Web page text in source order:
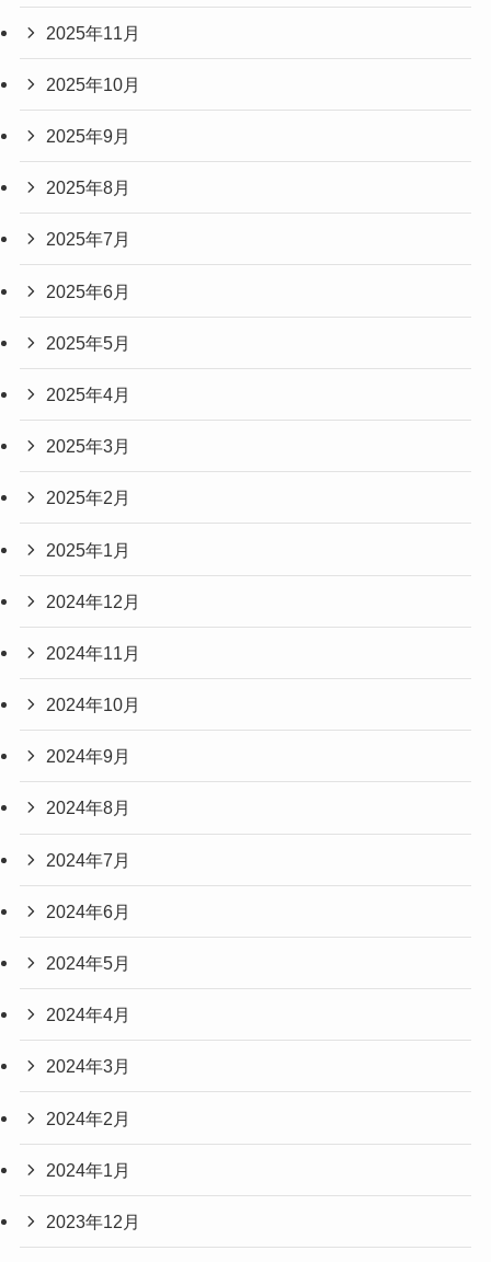
2025年11月
2025年10月
2025年9月
2025年8月
2025年7月
2025年6月
2025年5月
2025年4月
2025年3月
2025年2月
2025年1月
2024年12月
2024年11月
2024年10月
2024年9月
2024年8月
2024年7月
2024年6月
2024年5月
2024年4月
2024年3月
2024年2月
2024年1月
2023年12月